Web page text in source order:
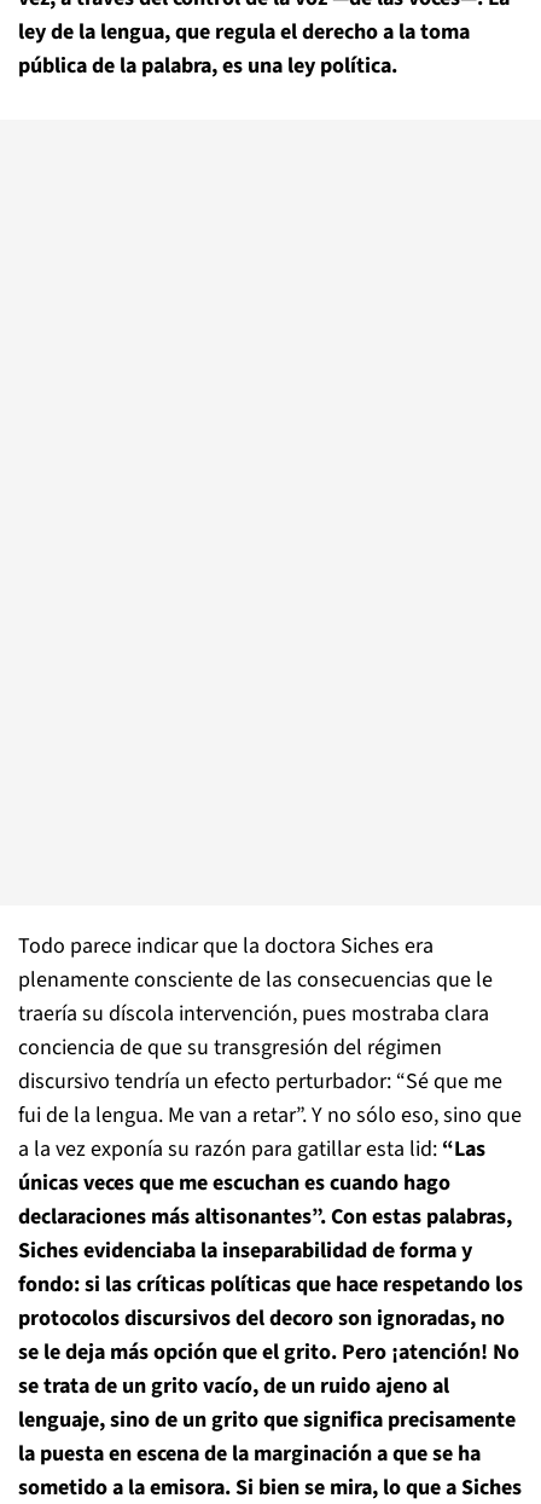
ley de la lengua, que regula el derecho a la toma
pública de la palabra, es una ley política.
Todo parece indicar que la doctora Siches era
plenamente consciente de las consecuencias que le
traería su díscola intervención, pues mostraba clara
conciencia de que su transgresión del régimen
discursivo tendría un efecto perturbador: “Sé que me
fui de la lengua. Me van a retar”. Y no sólo eso, sino que
a la vez exponía su razón para gatillar esta lid: “Las
únicas veces que me escuchan es cuando hago
declaraciones más altisonantes”. Con estas palabras,
Siches evidenciaba la inseparabilidad de forma y
fondo: si las críticas políticas que hace respetando los
protocolos discursivos del decoro son ignoradas, no
se le deja más opción que el grito. Pero ¡atención! No
se trata de un grito vacío, de un ruido ajeno al
lenguaje, sino de un grito que significa precisamente
la puesta en escena de la marginación a que se ha
sometido a la emisora. Si bien se mira, lo que a Siches